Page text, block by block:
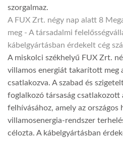
szorgalmaz.
A FUX Zrt. négy nap alatt 8
meg - A társadalmi
kábelgyártásban érdekelt cég
A miskolci székhelyű FUX Zrt.
villamos energiát takarított meg
csatlakozva. A szabad és
foglalkozó társaság csatlakozott
felhívásához, amely az országos
villamosenergia-rendszer
célozta. A kábelgyártásban